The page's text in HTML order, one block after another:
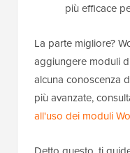
più efficace
La parte migliore?
aggiungere moduli
alcuna conoscenza
più avanzate,
all'uso dei moduli